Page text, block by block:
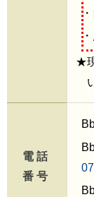
★
電話
番号